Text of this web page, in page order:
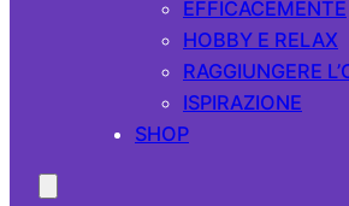
EFFICACEMENTE
HOBBY E RELAX
RAGGIUNGERE
ISPIRAZIONE
SHOP